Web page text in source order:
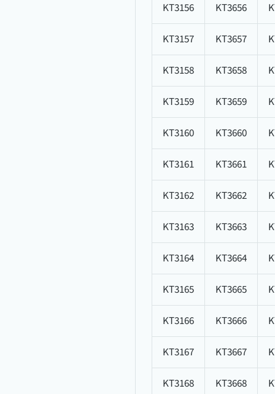
KT3156 KT3656
KT3157 KT3657
KT3158 KT3658
KT3159 KT3659
KT3160 KT3660
KT3161 KT3661
KT3162 KT3662
KT3163 KT3663
KT3164 KT3664
KT3165 KT3665
KT3166 KT3666
KT3167 KT3667
KT3168 KT3668